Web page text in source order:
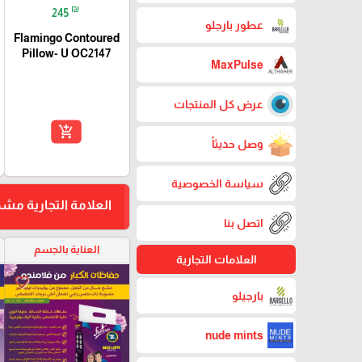
عطور بارجلو
MaxPulse
عرض كل المنتجات
وصل حديثاً
سياسة الخصوصية
اتصل بنا
العلامات التجارية
بارجيلو
nude mints
245 ₪
Flamingo Contoured
Pillow- U OC2147
add_shopping_cart
العلامة التجارية
العناية بالجسم
favorite_border